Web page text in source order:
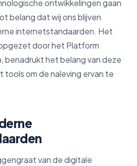
ontwikkelingen gaan
belang dat wij ons blijven
internetstandaarden. Het
door het Platform
benadrukt het belang van deze
tools om de naleving ervan te
van de digitale